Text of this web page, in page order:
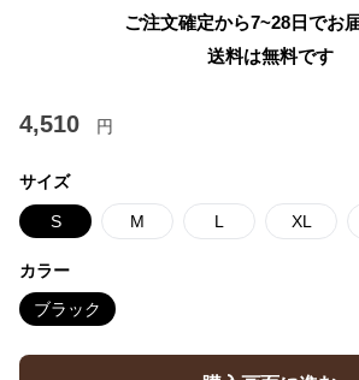
ご注文確定から7~28日でお
送料は無料です
4,510 円
サイズ
S M L XL
カラー
ブラック